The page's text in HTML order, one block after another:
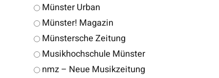
Münster Urban
Münster! Magazin
Münstersche Zeitung
Musikhochschule Münster
nmz – Neue Musikzeitung